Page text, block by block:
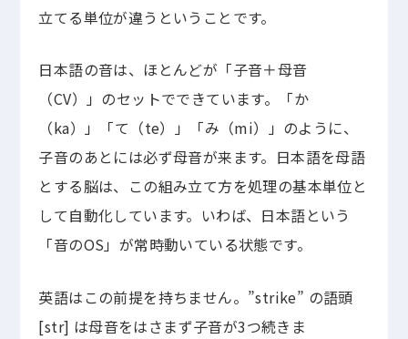
立てる単位が違うということです。
日本語の音は、ほとんどが「子音＋母音
（CV）」のセットでできています。「か
（ka）」「て（te）」「み（mi）」のように、
子音のあとには必ず母音が来ます。日本語を母語
とする脳は、この組み立て方を処理の基本単位と
して自動化しています。いわば、日本語という
「音のOS」が常時動いている状態です。
英語はこの前提を持ちません。”strike” の語頭
[str] は母音をはさまず子音が3つ続きま